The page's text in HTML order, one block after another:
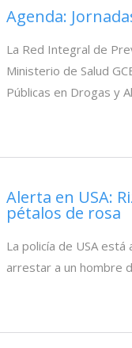
Agenda:
La Red Integral de
Ministerio de Salud
Públicas en Drogas y
Alerta en USA:
pétalos de rosa
La policía de USA
arrestar a un hombre